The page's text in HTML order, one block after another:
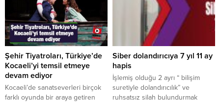
kuvvetli olması bekleniyor.
Bugünden itibaren Kocaeli’de
hava açık olacak. Sıcaklıklar
bugün 27, Çarşamba günü 29,
Perşembe günü 33 ve Cuma
günü 35 dereceyi...
durdurdukları 2 ayrı araçtan 2
milyon 800 bin içi dolu makaron
ele geçirdi. Olayla ilgili gözaltına
alınan 2 şüphelinin, sorguları
sonrasında Gebze Adliyesine
sevk edileceği öğrenildi. Haber:
Barış Ayar
Şehir Tiyatroları, Türkiye’de
Kocaeli’yi temsil etmeye
devam ediyor
Kocaeli’de sanatseverleri birçok
farklı oyunda bir araya getiren
Siber dolandırıcıya 7 yıl 11 ay
hapis
İşlemiş olduğu 2 ayrı “ bilişim
suretiyle dolandırıcılık” ve
ruhsatsız silah bulundurmak